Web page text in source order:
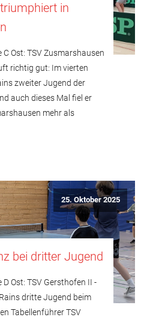
in
Ost: TSV Zusmarshausen
richtig gut: Im vierten
zweiter Jugend der
auch dieses Mal fiel er
mehr als
an der
die Gäste vom Lech
25. Oktober 2025
bei dritter Jugend
Ost: TSV Gersthofen II -
dritte Jugend beim
Tabellenführer TSV